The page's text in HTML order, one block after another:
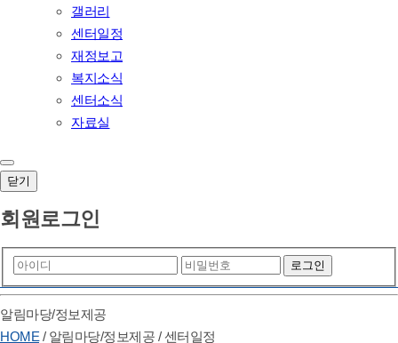
갤러리
센터일정
재정보고
복지소식
센터소식
자료실
닫기
회원로그인
알림마당/정보제공
HOME / 알림마당/정보제공 / 센터일정